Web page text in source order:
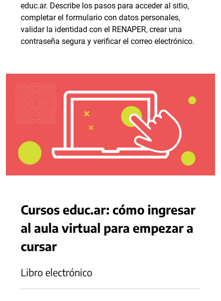
educ.ar. Describe los pasos para acceder al sitio,
completar el formulario con datos personales,
validar la identidad con el RENAPER, crear una
contraseña segura y verificar el correo electrónico.
Cursos educ.ar: cómo ingresar
al aula virtual para empezar a
cursar
Libro electrónico